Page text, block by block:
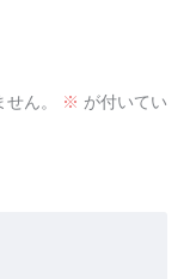
ん。 ※ が付いてい